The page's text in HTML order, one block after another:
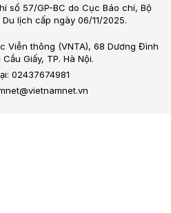
số 57/GP-BC do Cục Báo chí, Bộ
lịch cấp ngày 06/11/2025.
Viễn thông (VNTA), 68 Dương Đình
Giấy, TP. Hà Nội.
02437674981